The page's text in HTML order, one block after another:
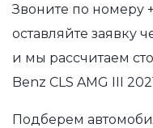
Звоните по номеру
оставляйте заявку
и мы рассчитаем
Benz CLS AMG III
Подберем